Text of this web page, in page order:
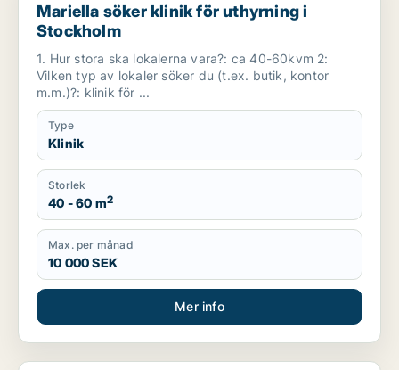
Mariella söker klinik för uthyrning i
Stockholm
1. Hur stora ska lokalerna vara?: ca 40-60kvm 2:
Vilken typ av lokaler söker du (t.ex. butik, kontor
m.m.)?: klinik för ...
Type
Klinik
Storlek
40 - 60 m2
Max. per månad
10 000 SEK
Mer info